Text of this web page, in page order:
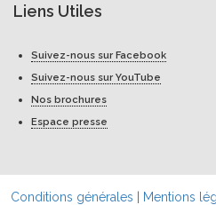
Liens Utiles
Suivez-nous sur Facebook
Suivez-nous sur YouTube
Nos brochures
Espace presse
Conditions générales Mentions